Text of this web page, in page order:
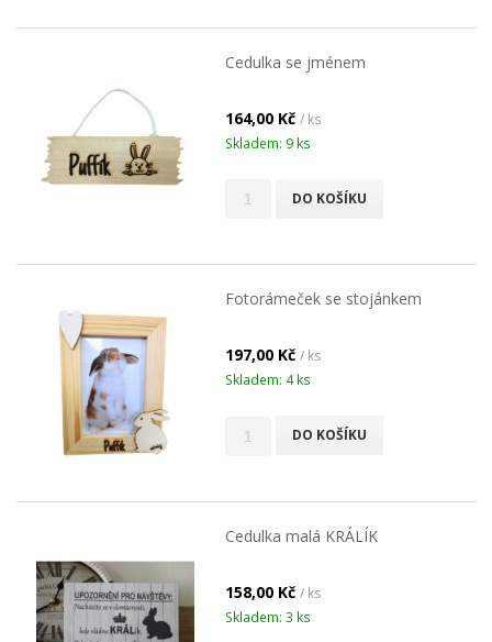
Cedulka se jménem
164,00 Kč / ks
Skladem: 9 ks
DO KOŠÍKU
Fotorámeček se stojánkem
197,00 Kč / ks
Skladem: 4 ks
DO KOŠÍKU
Cedulka malá KRÁLÍK
158,00 Kč / ks
Skladem: 3 ks